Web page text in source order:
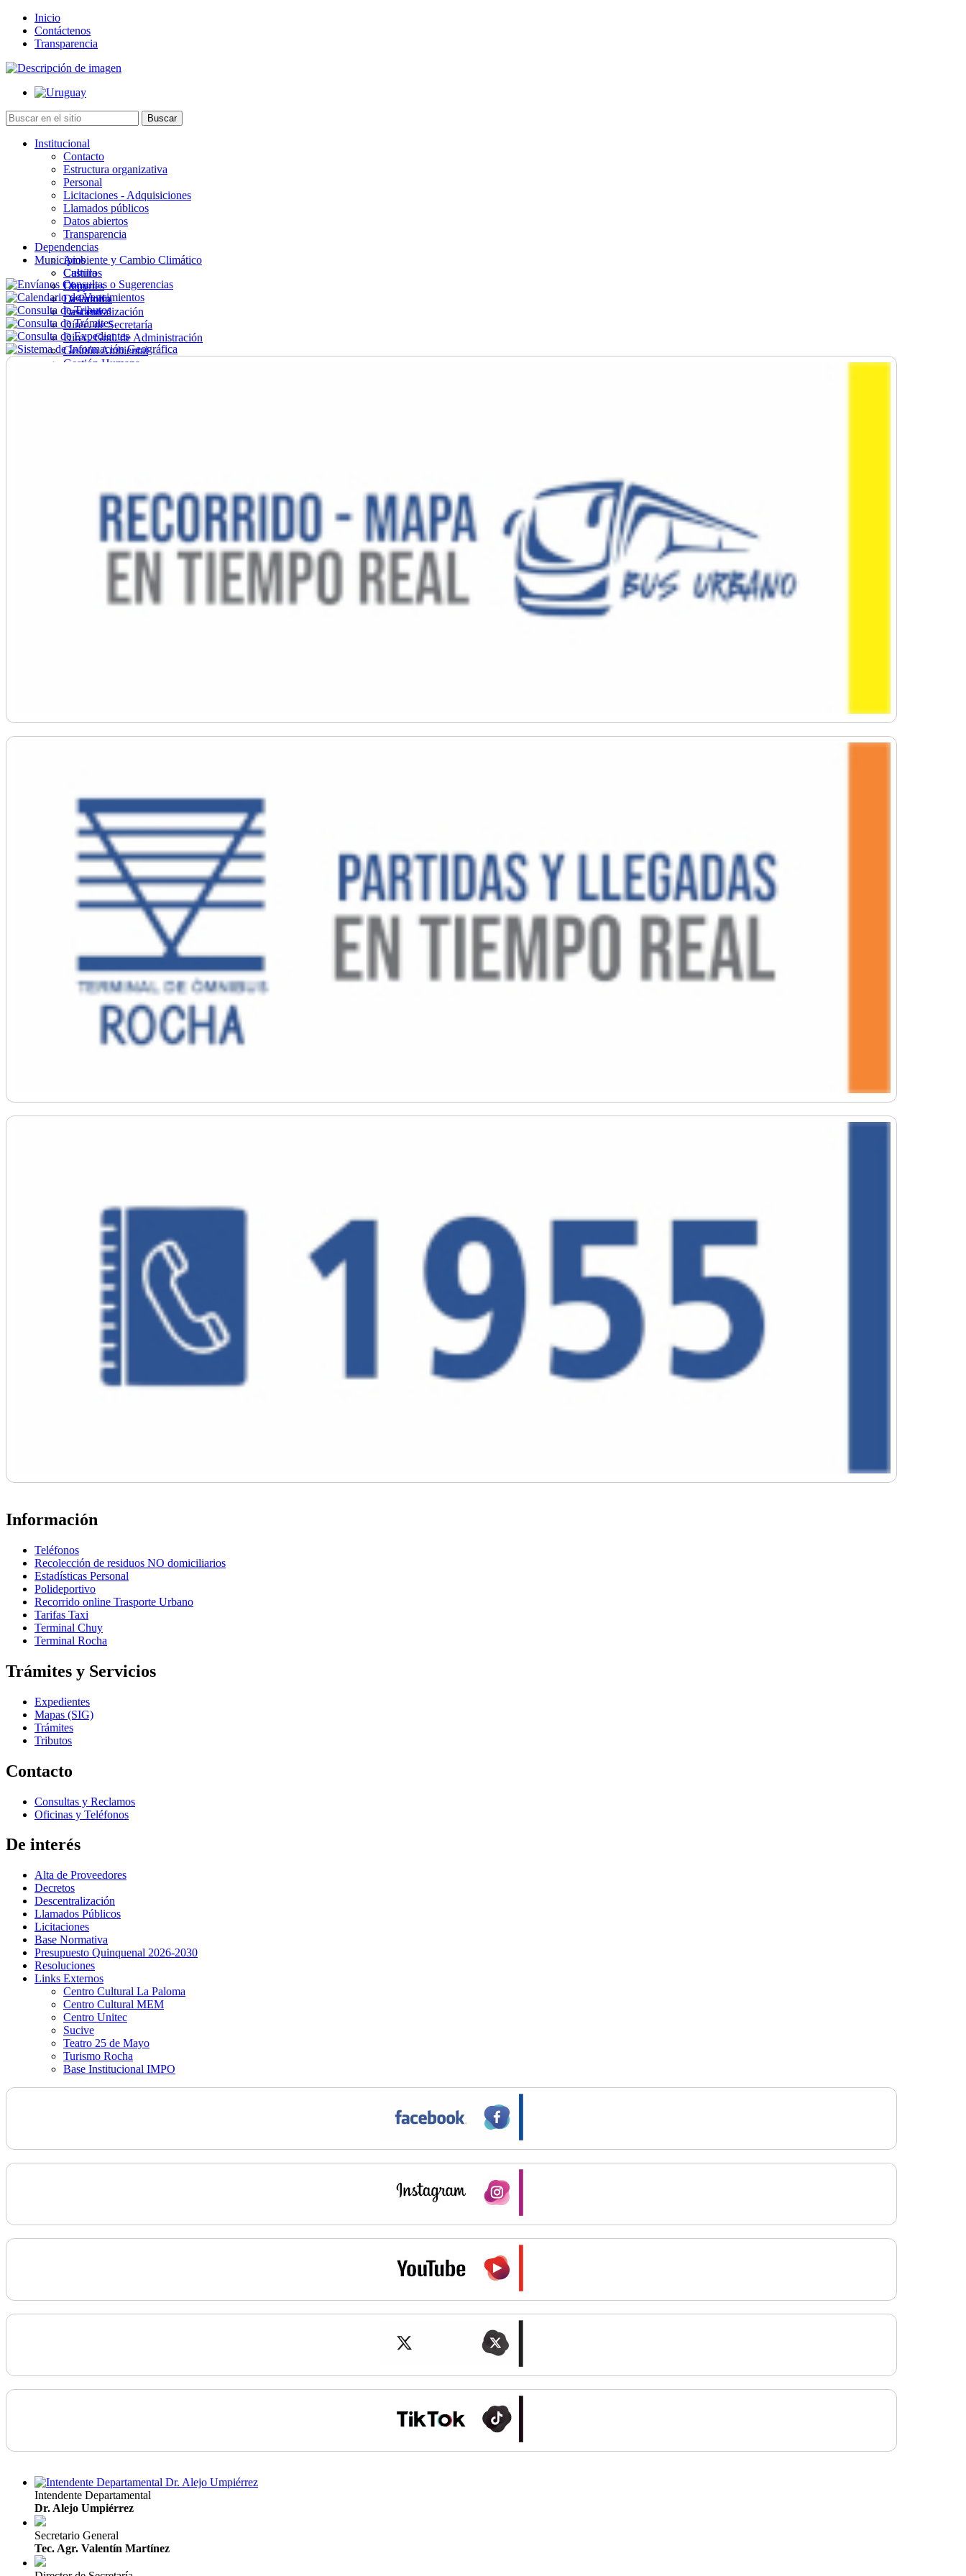
Inicio
Contáctenos
Transparencia
Institucional
Contacto
Estructura organizativa
Personal
Licitaciones - Adquisiciones
Llamados públicos
Datos abiertos
Transparencia
Dependencias
Ambiente y Cambio Climático
Cultura
Deportes
Desarrollo
Descentralización
Direc. de Secretaría
Direc. Gral. de Administración
Gestión Ambiental
Gestión Humana
Municipios
Castillos
Chuy
La Paloma
Lascano
Información
Teléfonos
Recolección de residuos NO domiciliarios
Estadísticas Personal
Polideportivo
Recorrido online Trasporte Urbano
Tarifas Taxi
Terminal Chuy
Terminal Rocha
Trámites y Servicios
Expedientes
Mapas (SIG)
Trámites
Tributos
Contacto
Consultas y Reclamos
Oficinas y Teléfonos
De interés
Alta de Proveedores
Decretos
Descentralización
Llamados Públicos
Licitaciones
Base Normativa
Presupuesto Quinquenal 2026-2030
Resoluciones
Links Externos
Centro Cultural La Paloma
Centro Cultural MEM
Centro Unitec
Sucive
Teatro 25 de Mayo
Turismo Rocha
Base Institucional IMPO
Intendente Departamental
Dr. Alejo Umpiérrez
Secretario General
Tec. Agr. Valentín Martínez